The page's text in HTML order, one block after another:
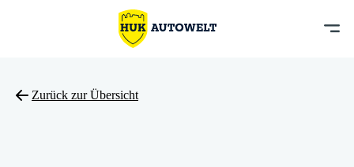
Zurück zur Übersicht